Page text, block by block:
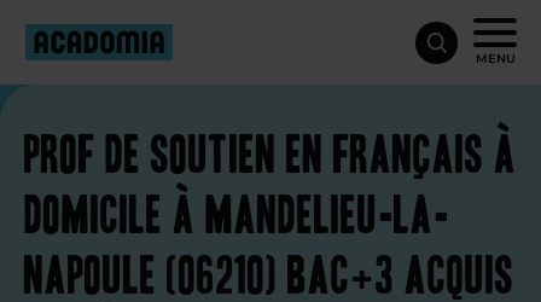
MENU
Prof de soutien en français à
domicile à Mandelieu-la-
Napoule (06210) bac+3 acquis